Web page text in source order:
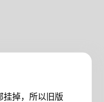
挂掉，所以旧版